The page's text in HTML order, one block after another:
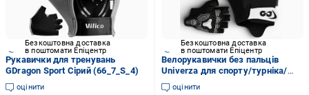
Безкоштовна доставка
в поштомати Епіцентр
Рукавички для тренувань
GDragon Sport Сірий (66_7_S_4)
оцінити
Безкоштовна доставка
в поштомати Епіцентр
Велорукавички без пальців
Univerza для спорту/турніка/
велосипеда Білий
оцінити